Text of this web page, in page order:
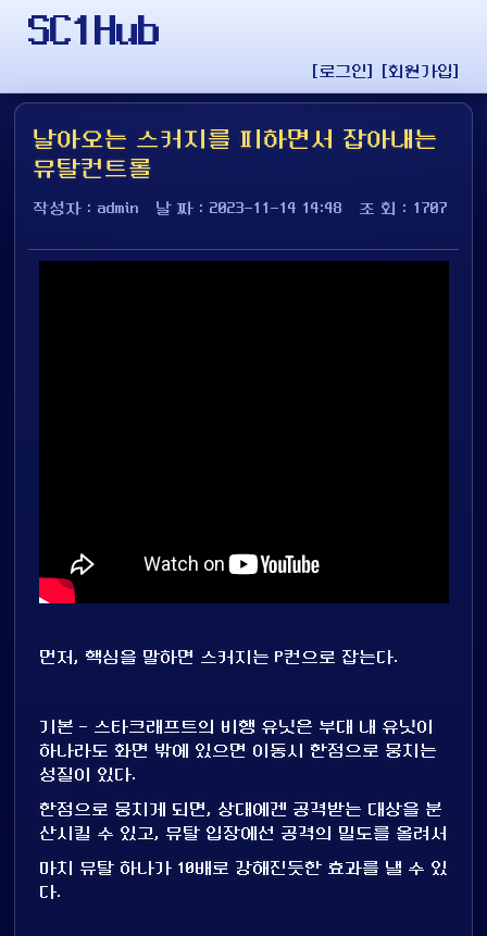
SC1Hub
[로그인] [회원가입]
날아오는 스커지를 피하면서 잡아내는
뮤탈컨트롤
작성자 : admin 날 짜 : 2023-11-14 14:48 조 회 : 1707
먼저, 핵심을 말하면 스커지는 P컨으로 잡는다.
기본 - 스타크래프트의 비행 유닛은 부대 내 유닛이
하나라도 화면 밖에 있으면 이동시 한점으로 뭉치는
성질이 있다.
한점으로 뭉치게 되면, 상대에겐 공격받는 대상을 분
산시킬 수 있고, 뮤탈 입장에선 공격의 밀도를 올려서
마치 뮤탈 하나가 10배로 강해진듯한 효과를 낼 수 있
다.